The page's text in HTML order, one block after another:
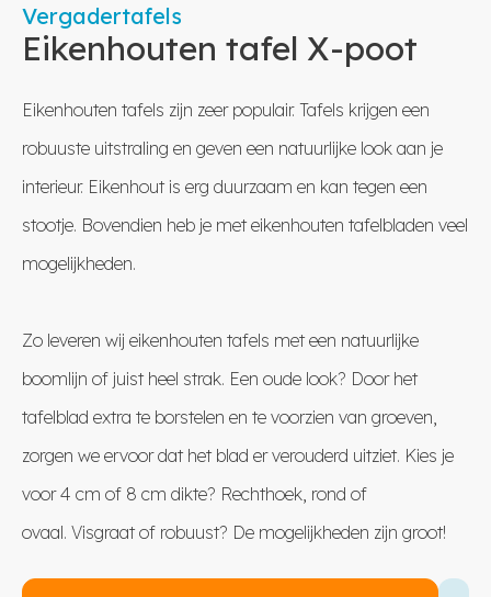
Vergadertafels
Eikenhouten tafel X-poot
Eikenhouten tafels zijn zeer populair. Tafels krijgen een
robuuste uitstraling en geven een natuurlijke look aan je
interieur. Eikenhout is erg duurzaam en kan tegen een
stootje. Bovendien heb je met eikenhouten tafelbladen veel
mogelijkheden.
Zo leveren wij eikenhouten tafels met een natuurlijke
boomlijn of juist heel strak. Een oude look? Door het
tafelblad extra te borstelen en te voorzien van groeven,
zorgen we ervoor dat het blad er verouderd uitziet. Kies je
voor 4 cm of 8 cm dikte? Rechthoek, rond of
ovaal. Visgraatof robuust? De mogelijkheden zijn groot!